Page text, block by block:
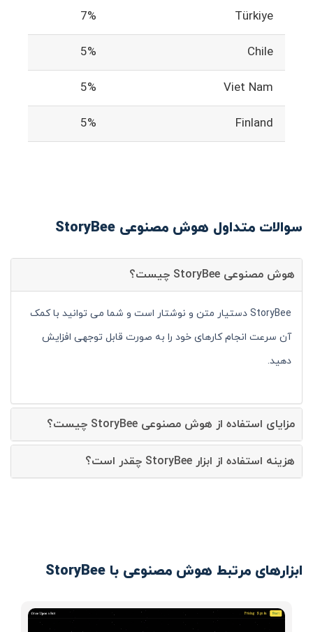
Türkiye
7%
Chile
5%
Viet Nam
5%
Finland
5%
سوالات متداول هوش مصنوعی StoryBee
هوش مصنوعی StoryBee چیست؟
StoryBee دستیار متن و نوشتار است و شما می توانید با کمک
آن سرعت انجام کارهای خود را به صورت قابل توجهی افزایش
دهید.
مزایای استفاده از هوش مصنوعی StoryBee چیست؟
هزینه استفاده از ابزار StoryBee چقدر است؟
ابزارهای مرتبط هوش مصنوعی با StoryBee